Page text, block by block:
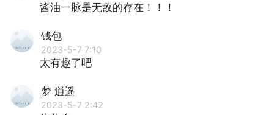
酱油一脉是无敌的存在！！！
钱包
2023-5-7 7:10
太有趣了吧
梦 逍遥
2023-5-7 2:42